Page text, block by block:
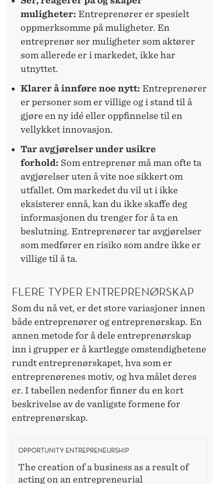
muligheter: Entreprenører er spesielt
oppmerksomme på muligheter. En
entreprenør ser muligheter som aktører
som allerede er i markedet, ikke har
utnyttet.
Klarer å innføre noe nytt: Entreprenører
er personer som er villige og i stand til å
gjøre en ny idé eller oppfinnelse til en
vellykket innovasjon.
Tar avgjørelser under usikre
forhold: Som entreprenør må man ofte ta
avgjørelser uten å vite noe sikkert om
utfallet. Om markedet du vil ut i ikke
eksisterer ennå, kan du ikke skaffe deg
informasjonen du trenger for å ta en
beslutning. Entreprenører tar avgjørelser
som medfører en risiko som andre ikke er
villige til å ta.
FLERE TYPER ENTREPRENØRSKAP
Som du nå vet, er det store variasjoner innen
både entreprenører og entreprenørskap. En
annen metode for å dele entreprenørskap
inn i grupper er å kartlegge omstendighetene
rundt entreprenørskapet, hva som er
entreprenørenes motiv, og hva målet deres
er. I tabellen nedenfor finner du en kort
beskrivelse av de vanligste formene for
entreprenørskap.
OPPORTUNITY ENTREPRENEURSHIP
The creation of a business as a result of
acting on an entrepreneurial